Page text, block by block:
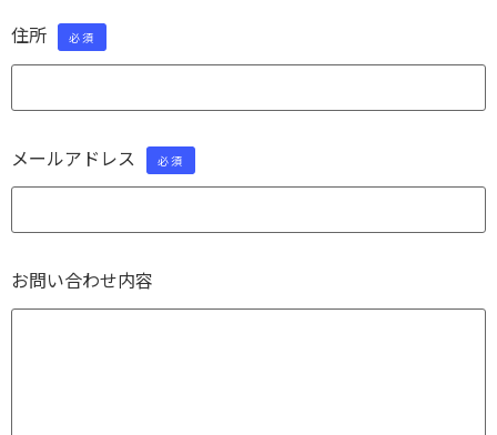
住所 必須
メールアドレス 必須
お問い合わせ内容